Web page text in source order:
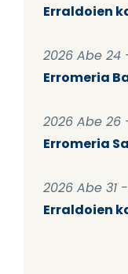
Erraldoien
2026 Abe 24
Erromeria
2026 Abe 26
Erromeria
2026 Abe 31 -
Erraldoien